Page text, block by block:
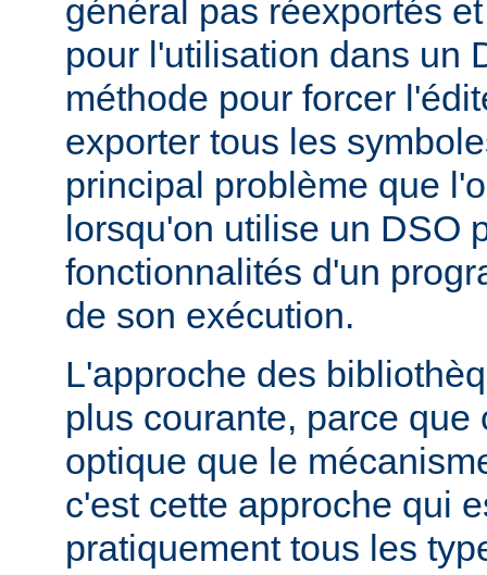
général pas réexportés
pour l'utilisation dans un
méthode pour forcer
exporter tous les
principal problème que
lorsqu'on utilise un DSO
fonctionnalités d'un
de son exécution.
L'approche des
plus courante, parce que
optique que le
c'est cette approche qui
pratiquement tous les